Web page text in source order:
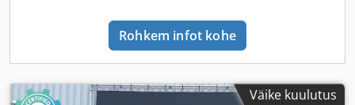
Rohkem infot kohe
Väike kuulutus